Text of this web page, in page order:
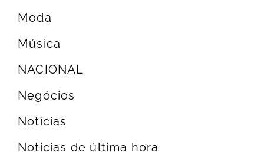
Moda
Música
NACIONAL
Negócios
Notícias
Noticias de última hora